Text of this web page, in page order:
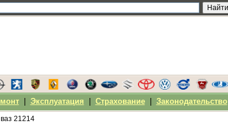
21214
| Эксплуатация Страхование| Законодательство